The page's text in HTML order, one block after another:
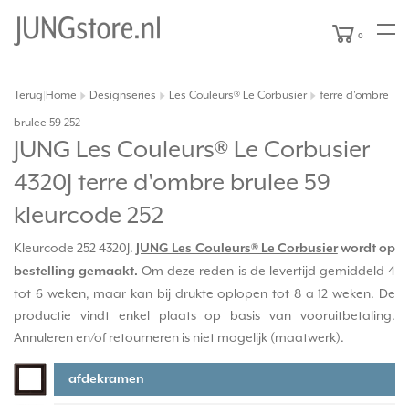
0
Terug Home Designseries Les Couleurs® Le Corbusier terre d'ombre
brulee 59 252
JUNG Les Couleurs® Le Corbusier
4320J terre d'ombre brulee 59
kleurcode 252
Kleurcode 252 4320J. JUNG Les Couleurs® Le Corbusierwordt op
bestelling gemaakt. Om deze reden is de levertijd gemiddeld 4
tot 6 weken, maar kan bij drukte oplopen tot 8 a 12 weken. De
productie vindt enkel plaats op basis van vooruitbetaling.
Annuleren en/of retourneren is niet mogelijk (maatwerk).
afdekramen